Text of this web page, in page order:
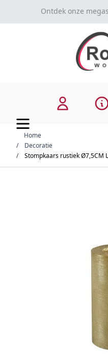
Ga naar de inhoud
Ontdek onze
Home
/
Decoratie
/
Stompkaars rustiek Ø7,5CM